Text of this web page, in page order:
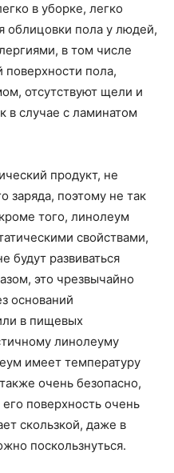
в уборке, легко
облицовки пола у людей,
в том числе
поверхности пола,
отсутствуют щели и
в случае с ламинатом
продукт, не
заряда, поэтому не так
того, линолеум
свойствами,
будут развиваться
это чрезвычайно
оснований
в пищевых
линолеуму
имеет температуру
очень безопасно,
поверхность очень
скользкой, даже в
поскользнуться.